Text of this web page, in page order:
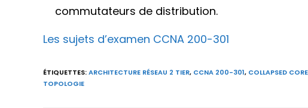
commutateurs de distribution.
Les sujets d’examen CCNA 200-301
ÉTIQUETTES:ARCHITECTURE RÉSEAU 2 TIER, CCNA 200-301, COLLAPSED CORE
TOPOLOGIE